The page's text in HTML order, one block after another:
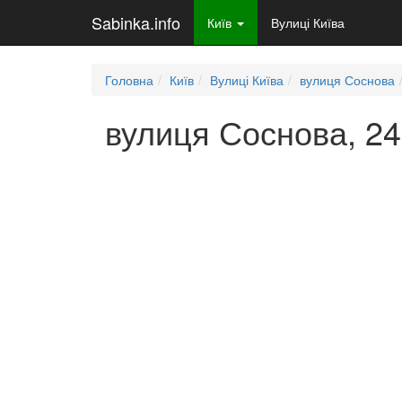
Sabinka.info Київ Вулиці Київа
Головна Київ Вулиці Київа вулиця Соснова
вулиця Соснова,